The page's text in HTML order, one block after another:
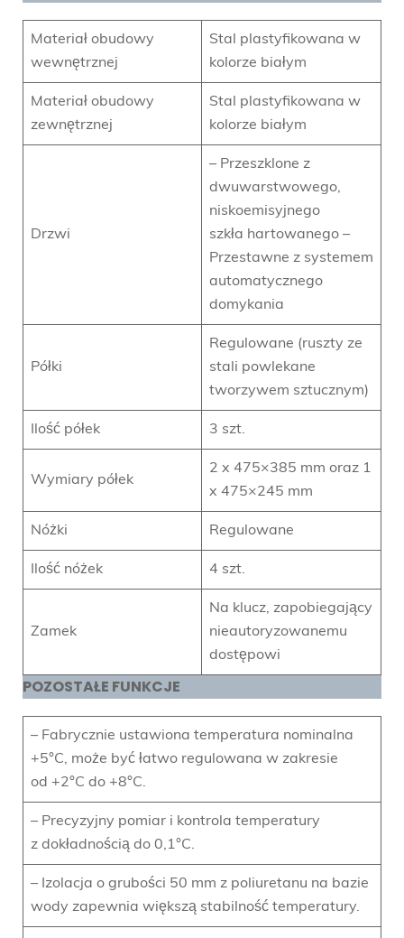
Materiał obudowy
wewnętrznej
Stal plastyfikowana w
kolorze białym
Materiał obudowy
zewnętrznej
Stal plastyfikowana w
kolorze białym
Drzwi
– Przeszklone z
dwuwarstwowego,
niskoemisyjnego
szkła hartowanego –
Przestawne z systemem
automatycznego
domykania
Półki
Regulowane (ruszty ze
stali powlekane
tworzywem sztucznym)
Ilość półek 3 szt.
Wymiary półek
2 x 475×385 mm oraz 1
x 475×245 mm
Nóżki Regulowane
Ilość nóżek 4 szt.
Zamek
Na klucz, zapobiegający
nieautoryzowanemu
dostępowi
POZOSTAŁE FUNKCJE
– Fabrycznie ustawiona temperatura nominalna
+5°C, może być łatwo regulowana w zakresie
od +2°C do +8°C.
– Precyzyjny pomiar i kontrola temperatury
z dokładnością do 0,1°C.
– Izolacja o grubości 50 mm z poliuretanu na bazie
wody zapewnia większą stabilność temperatury.